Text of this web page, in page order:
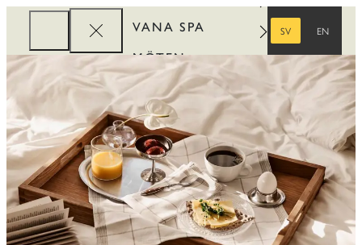
VANA SPA
MÖTEN
FÖRETAG
REWARDS
SV
EN